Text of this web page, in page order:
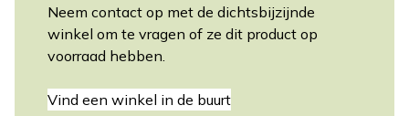
Neem contact op met de dichtsbijzijnde
winkel om te vragen of ze dit product op
voorraad hebben.
Vind een winkel in de buurt